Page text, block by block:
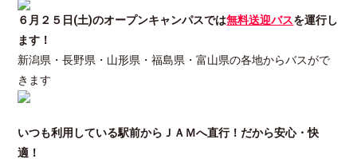
６月２５日(土)のオープンキャンパスでは無料送迎バスを運行し
ます！
新潟県・長野県・山形県・福島県・富山県の各地からバスがで
きます
いつも利用している駅前からＪＡＭへ直行！だから安心・快
適！